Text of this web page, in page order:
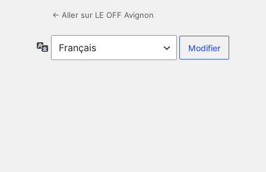
← Aller sur LE OFF Avignon
Langue